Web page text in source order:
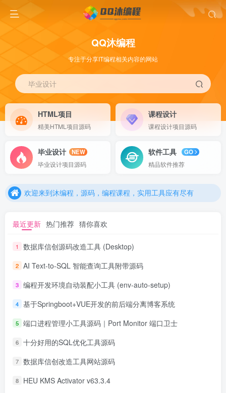
QQ沐编程
专注于分享IT编程相关内容的网站
毕业设计
HTML项目
精美HTML项目源码
课程设计
课程设计项目源码
毕业设计
NEW
毕业设计项目源码
软件工具
GO
精品软件推荐
欢迎来到沐编程，源码，编程课程，实用工具应有尽有
欢迎来到沐编程，源码，编程课程，实用工具应有尽有
最近更新 热门推荐 猜你喜欢
1 数据库信创源码改造工具 (Desktop)
2 AI Text-to-SQL 智能查询工具附带源码
3 编程开发环境自动装配小工具 (env-auto-setup)
4 基于Springboot+VUE开发的前后端分离博客系统
5 端口进程管理小工具源码｜Port Monitor 端口卫士
6 十分好用的SQL优化工具源码
7 数据库信创改造工具网站源码
8 HEU KMS Activator v63.3.4